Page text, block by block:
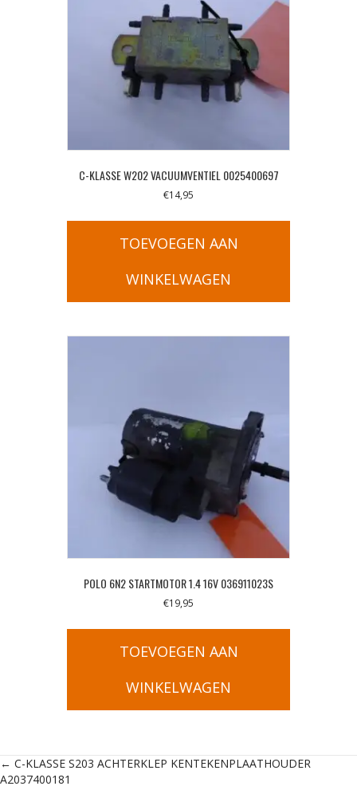
C-KLASSE W202 VACUUMVENTIEL 0025400697
€14,95
TOEVOEGEN AAN
WINKELWAGEN
POLO 6N2 STARTMOTOR 1.4 16V 036911023S
€19,95
TOEVOEGEN AAN
WINKELWAGEN
Posts
← C-KLASSE S203 ACHTERKLEP KENTEKENPLAATHOUDER
A2037400181